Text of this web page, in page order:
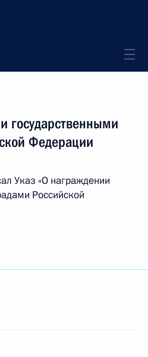
государственными
Федерации
Указ «О награждении
Российской